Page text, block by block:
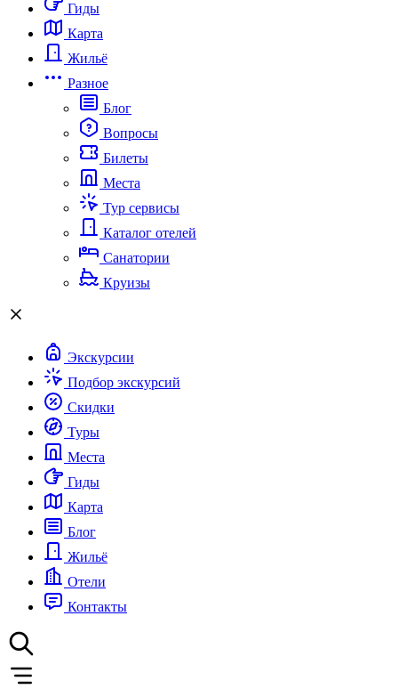
Гиды
Карта
Жильё
Разное
Блог
Вопросы
Билеты
Места
Тур сервисы
Каталог отелей
Санатории
Круизы
Экскурсии
Подбор экскурсий
Скидки
Туры
Места
Гиды
Карта
Блог
Жильё
Отели
Контакты